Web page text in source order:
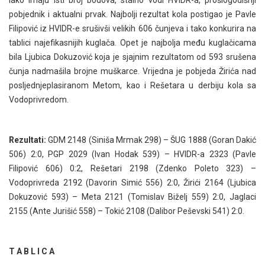
pobjednik i aktualni prvak. Najbolji rezultat kola postigao je Pavle
Filipović iz HVIDR-e srušivši velikih 606 čunjeva i tako konkurira na
tablici najefikasnijih kuglača. Opet je najbolja među kuglačicama
bila Ljubica Dokuzović koja je sjajnim rezultatom od 593 srušena
čunja nadmašila brojne muškarce. Vrijedna je pobjeda Žirića nad
posljednjeplasiranom Metom, kao i Rešetara u derbiju kola sa
Vodoprivredom.
Rezultati: GDM 2148 (Siniša Mrmak 298) – ŠUG 1888 (Goran Dakić
506) 2:0, PGP 2029 (Ivan Hodak 539) – HVIDR-a 2323 (Pavle
Filipović 606) 0:2, Rešetari 2198 (Zdenko Poleto 323) –
Vodoprivreda 2192 (Davorin Simić 556) 2:0, Žirići 2164 (Ljubica
Dokuzović 593) – Meta 2121 (Tomislav Biželj 559) 2:0, Jaglaci
2155 (Ante Jurišić 558) – Tokić 2108 (Dalibor Peševski 541) 2:0.
T A B L I C A